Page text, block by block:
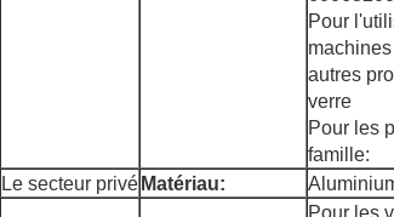
Pour
autres
verre
Pour les
famille:
Le secteur privé Matériau:
Pour les